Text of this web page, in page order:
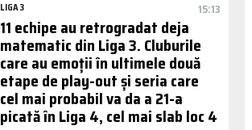
LIGA 3 15:13
11 echipe au retrogradat deja
matematic din Liga 3. Cluburile
care au emoții în ultimele două
etape de play-out și seria care
cel mai probabil va da a 21-a
picată în Liga 4, cel mai slab loc 4